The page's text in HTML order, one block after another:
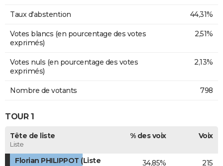
Taux d'abstention 44,31%
Votes blancs (en pourcentage des votes
exprimés)
2,51%
Votes nuls (en pourcentage des votes
exprimés)
2,13%
Nombre de votants 798
TOUR 1
Tête de liste
Liste
% des voix Voix
Florian PHILIPPOT (Liste
34,85% 215